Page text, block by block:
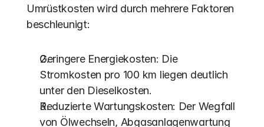
Umrüstkosten wird durch mehrere Faktoren
beschleunigt:
Geringere Energiekosten: Die
Stromkosten pro 100 km liegen deutlich
unter den Dieselkosten.
Reduzierte Wartungskosten: Der Wegfall
von Ölwechseln, Abgasanlagenwartung